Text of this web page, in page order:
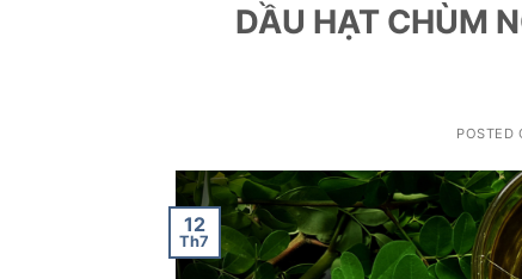
DẦU HẠT CHÙM
POSTED
12
Th7